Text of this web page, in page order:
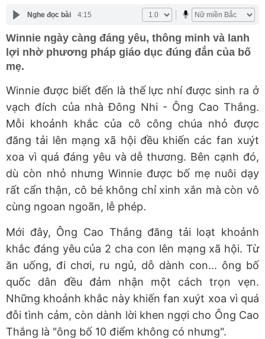
Nghe đọc bài 4:15
Winnie ngày càng đáng yêu, thông minh và lanh
lợi nhờ phương pháp giáo dục đúng đắn của bố
mẹ.
Winnie được biết đến là thế lực nhí được sinh ra ở
vạch đích của nhà Đông Nhi - Ông Cao Thắng.
Mỗi khoảnh khắc của cô công chúa nhỏ được
đăng tải lên mạng xã hội đều khiến các fan xuýt
xoa vì quá đáng yêu và dễ thương. Bên cạnh đó,
dù còn nhỏ nhưng Winnie được bố mẹ nuôi dạy
rất cẩn thận, cô bé không chỉ xinh xắn mà còn vô
cùng ngoan ngoãn, lễ phép.
Mới đây, Ông Cao Thắng đăng tải loạt khoảnh
khắc đáng yêu của 2 cha con lên mạng xã hội. Từ
ăn uống, đi chơi, ru ngủ, dỗ dành con... ông bố
quốc dân đều đảm nhận một cách trọn vẹn.
Những khoảnh khắc này khiến fan xuýt xoa vì quá
đỗi tình cảm, còn dành lời khen ngợi cho Ông Cao
Thắng là "ông bố 10 điểm không có nhưng".